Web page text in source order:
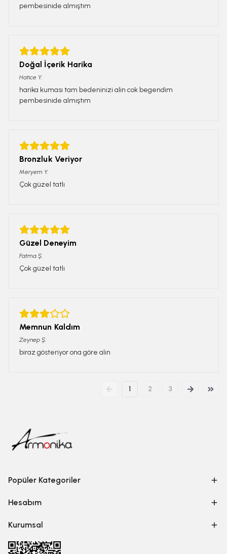
pembesinide almıştım
Doğal İçerik Harika
Hatice Y.
harika kuması tam bedeninizi alin cok begendim
pembesinide almıştım
Bronzluk Veriyor
Meryem Y.
Çok güzel tatlı
Güzel Deneyim
Fatma Ş.
Çok güzel tatlı
Memnun Kaldım
Zeynep Ş.
biraz gösteriyor ona göre alın
1 2 3
Popüler Kategoriler
Hesabım
Kurumsal